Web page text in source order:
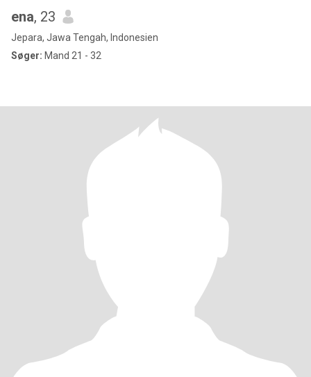
ena, 23
Jepara, Jawa Tengah, Indonesien
Søger: Mand 21 - 32